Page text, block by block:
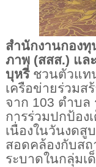
สำนักงานกองทุ
ภาพ (สสส.) แล
บุหรี่ ชวนตัวแท
เครือข่ายร่วมส
จาก 103 ตำบ
การร่วมปกป้อง
เนื่องในวันงดสู
สอดคล้องกับส
ระบาดในกลุ่มเ